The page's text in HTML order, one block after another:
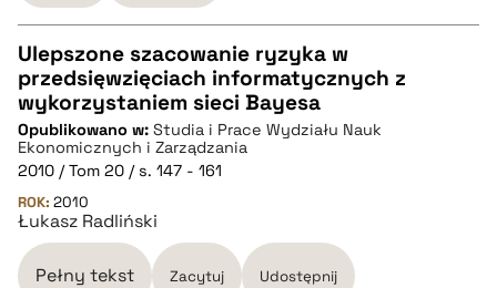
pobierz cytat
CZYSTY TEKST
pobierz cytat
BIBTEX
Ulepszone szacowanie ryzyka w
przedsięwzięciach informatycznych z
wykorzystaniem sieci Bayesa
Opublikowano w: Studia i Prace Wydziału Nauk
Ekonomicznych i Zarządzania
2010 / Tom 20 / s. 147 - 161
ROK: 2010
Łukasz Radliński
Pełny tekst Zacytuj Udostępnij